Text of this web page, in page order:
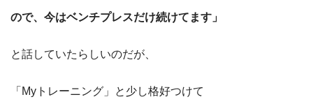
ので、今はベンチプレスだけ続けてます」
と話していたらしいのだが、
「Myトレーニング」と少し格好つけて